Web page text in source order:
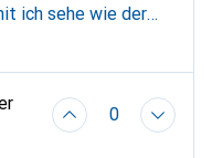
ich sehe wie der
0